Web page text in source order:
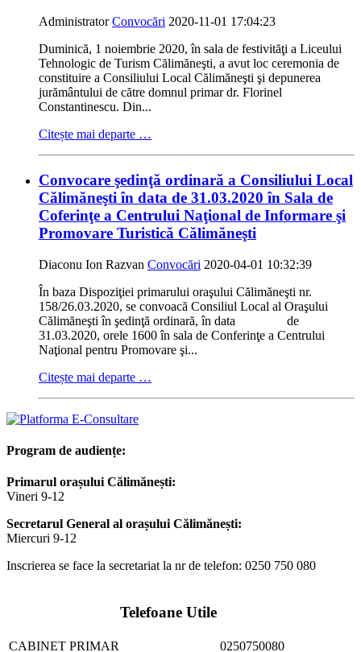
AdministratorConvocări 2020-11-01 17:04:23
Duminică, 1 noiembrie 2020, în sala de festivităţi a Liceului
Tehnologic de Turism Călimăneşti, a avut loc ceremonia de
constituire a Consiliului Local Călimăneşti şi depunerea
jurământului de către domnul primar dr. Florinel
Constantinescu. Din...
Citește mai departe …
Convocare şedinţă ordinară a Consiliului Local
Călimăneşti în data de 31.03.2020 în Sala de
Coferinţe a Centrului Naţional de Informare şi
Promovare Turistică Călimăneşti
Diaconu Ion Razvan Convocări 2020-04-01 10:32:39
În baza Dispoziţiei primarului oraşului Călimăneşti nr.
158/26.03.2020, se convoacă Consiliul Local al Oraşului
Călimăneşti în şedinţă ordinară, în data de
31.03.2020, orele 1600 în sala de Conferinţe a Centrului
Naţional pentru Promovare şi...
Citește mai departe …
Program de audiențe:
Primarul orașului Călimănești:
Vineri 9-12
Secretarul General al orașului Călimănești:
Miercuri 9-12
Inscrierea se face la secretariat la nr de telefon: 0250 750 080
Telefoane Utile
CABINET PRIMAR 0250750080